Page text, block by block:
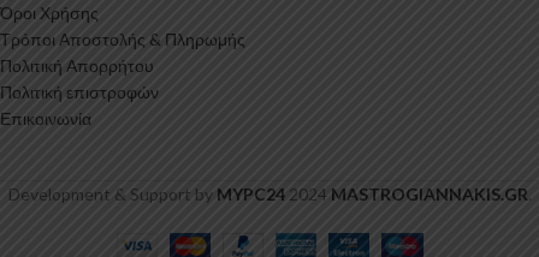
Όροι Χρήσης
Τρόποι Αποστολής & Πληρωμής
Πολιτική Απορρήτου
Πολιτική επιστροφών
Επικοινωνία
Development & Support by MYPC242024 MASTROGIANNAKIS.GR
Εμπρός